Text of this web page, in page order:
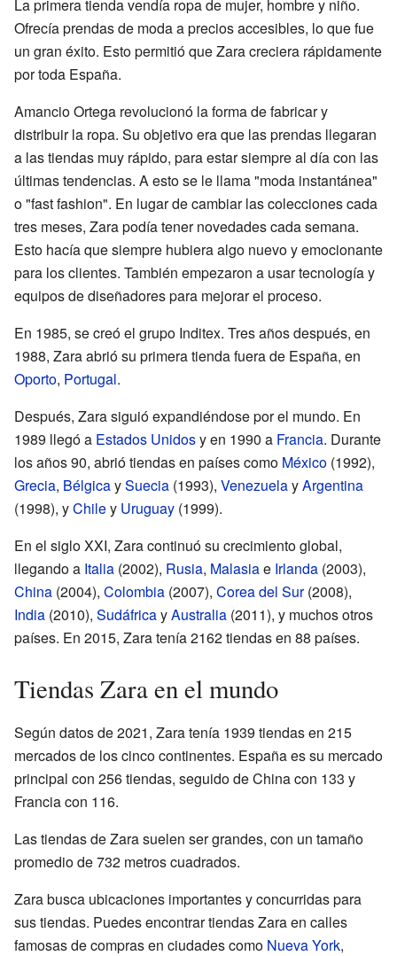
La primera tienda vendía ropa de mujer, hombre y niño.
Ofrecía prendas de moda a precios accesibles, lo que fue
un gran éxito. Esto permitió que Zara creciera rápidamente
por toda España.
Amancio Ortega revolucionó la forma de fabricar y
distribuir la ropa. Su objetivo era que las prendas llegaran
a las tiendas muy rápido, para estar siempre al día con las
últimas tendencias. A esto se le llama "moda instantánea"
o "fast fashion". En lugar de cambiar las colecciones cada
tres meses, Zara podía tener novedades cada semana.
Esto hacía que siempre hubiera algo nuevo y emocionante
para los clientes. También empezaron a usar tecnología y
equipos de diseñadores para mejorar el proceso.
En 1985, se creó el grupo Inditex. Tres años después, en
1988, Zara abrió su primera tienda fuera de España, en
Oporto, Portugal.
Después, Zara siguió expandiéndose por el mundo. En
1989 llegó a Estados Unidosy en 1990 a Francia. Durante
los años 90, abrió tiendas en países como México (1992),
Grecia, BélgicaySuecia (1993), VenezuelayArgentina
(1998), yChiley Uruguay (1999).
En el siglo XXI, Zara continuó su crecimiento global,
llegando a Italia (2002), Rusia, Malasiae Irlanda (2003),
China (2004), Colombia (2007), Corea del Sur(2008),
India (2010), SudáfricayAustralia (2011), y muchos otros
países. En 2015, Zara tenía 2162 tiendas en 88 países.
Tiendas Zara en el mundo
Según datos de 2021, Zara tenía 1939 tiendas en 215
mercados de los cinco continentes. España es su mercado
principal con 256 tiendas, seguido de China con 133 y
Francia con 116.
Las tiendas de Zara suelen ser grandes, con un tamaño
promedio de 732 metros cuadrados.
Zara busca ubicaciones importantes y concurridas para
sus tiendas. Puedes encontrar tiendas Zara en calles
famosas de compras en ciudades como Nueva York,